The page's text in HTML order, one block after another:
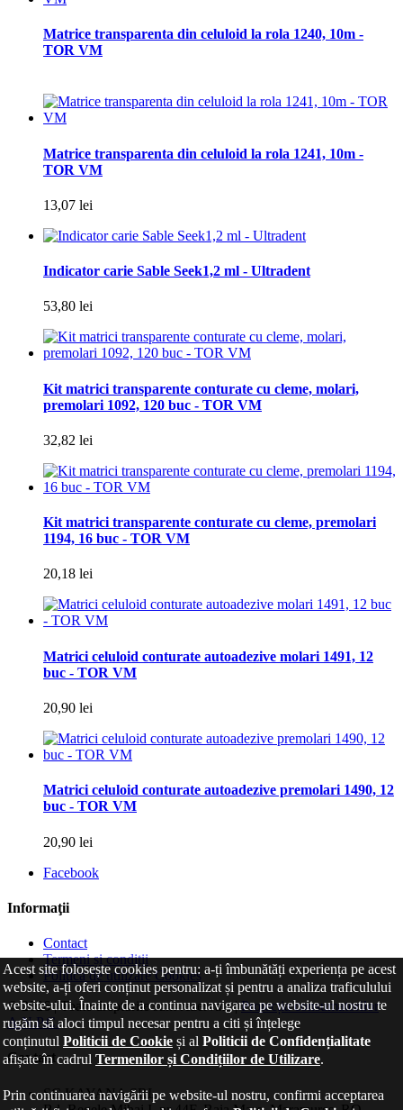
Matrice transparenta din celuloid la rola 1240, 10m -
TOR VM
Matrice transparenta din celuloid la rola 1241, 10m -
TOR VM
13,07 lei
Indicator carie Sable Seek1,2 ml - Ultradent
53,80 lei
Kit matrici transparente conturate cu cleme, molari,
premolari 1092, 120 buc - TOR VM
32,82 lei
Kit matrici transparente conturate cu cleme, premolari
1194, 16 buc - TOR VM
20,18 lei
Matrici celuloid conturate autoadezive molari 1491, 12
buc - TOR VM
20,90 lei
Matrici celuloid conturate autoadezive premolari 1490, 12
buc - TOR VM
20,90 lei
Facebook
Informaţii
Contact
Termeni și condiții
Politica de utilizare Cookies
© 2026 | Toate drepturile sunt rezervate |Protecția consumatorilor
A.N.P.C.
Contact
SC KAYANA SRL
Acest site folosește cookies pentru: a-ți îmbunătăți experiența pe acest
website, a-ți oferi conținut personalizat și pentru a analiza traficulului
website-ului. Înainte de a continua navigarea pe website-ul nostru te
rugăm să aloci timpul necesar pentru a citi și înțelege
conținutul Politicii de Cookie și al Politicii de Confidențialitate
afișate în cadrul Termenilor și Condițiilor de Utilizare.
Prin continuarea navigării pe website-ul nostru, confirmi acceptarea